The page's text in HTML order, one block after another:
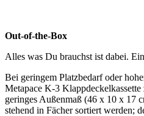
Out-of-the-Box
Alles was Du brauchst ist dabei.
Bei geringem Platzbedarf oder
Metapace K-3
geringes Außenmaß (46 x 10 x 17
stehend in Fächer sortiert werden;